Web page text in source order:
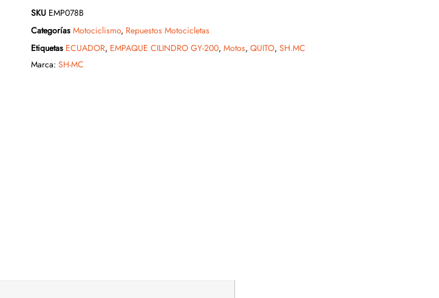
SKU EMP078B
Categorías Motociclismo, Repuestos Motocicletas
Etiquetas ECUADOR, EMPAQUE CILINDRO GY-200, Motos, QUITO, SH.MC
Marca: SH-MC